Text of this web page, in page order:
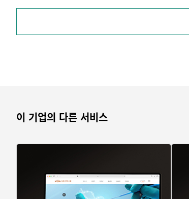
■상담연락처
＊메일주소 : brandioco@brandio.kr
브랜디오는 웹사이트 디자인 및 개발, 로고 디자
브랜디오는 연간 3000건 넘는 실적, 다년간의 축
이 기업의 다른 서비스